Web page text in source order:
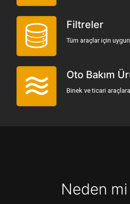
Filtreler
Tüm araçlar için
Oto Bakım
Binek ve ticari
Neden